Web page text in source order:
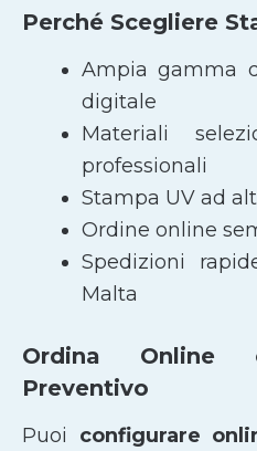
Perché Scegliere
Ampia gamma
digitale
Materiali
professionali
Stampa UV ad
Ordine online
Spedizioni
Malta
Ordina
Preventivo
Puoi configurare